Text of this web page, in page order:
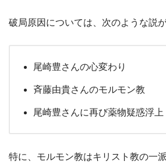
破局原因については、次のような説が
尾崎豊さんの心変わり
斉藤由貴さんのモルモン教
尾崎豊さんに再び薬物疑惑浮上
特に、モルモン教はキリスト教の一